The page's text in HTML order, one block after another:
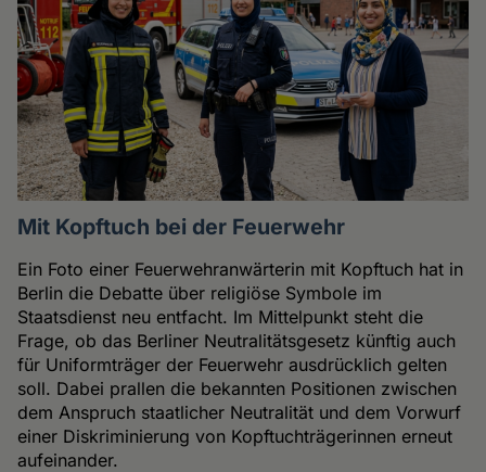
Mit Kopftuch bei der Feuerwehr
Ein Foto einer Feuerwehranwärterin mit Kopftuch hat in
Berlin die Debatte über religiöse Symbole im
Staatsdienst neu entfacht. Im Mittelpunkt steht die
Frage, ob das Berliner Neutralitätsgesetz künftig auch
für Uniformträger der Feuerwehr ausdrücklich gelten
soll. Dabei prallen die bekannten Positionen zwischen
dem Anspruch staatlicher Neutralität und dem Vorwurf
einer Diskriminierung von Kopftuchträgerinnen erneut
aufeinander.